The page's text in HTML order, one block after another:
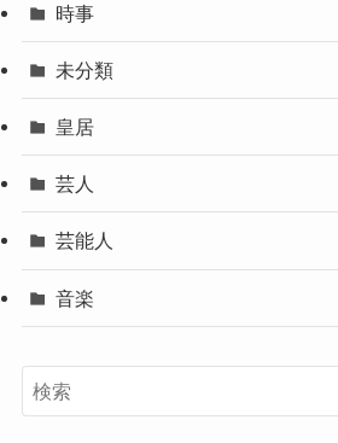
時事
未分類
皇居
芸人
芸能人
音楽